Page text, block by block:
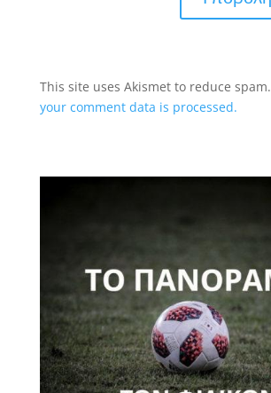
This site uses Akismet to reduce spam.
your comment data is processed.